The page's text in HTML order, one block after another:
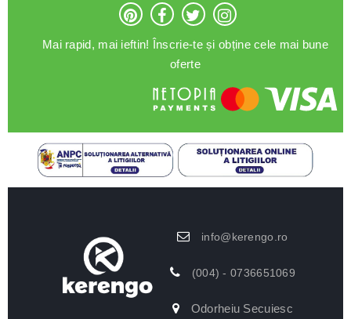
Mai rapid, mai ieftin! Înscrie-te și obține cele mai bune
oferte
info@kerengo.ro
(004) - 0736651069
Odorheiu Secuiesc